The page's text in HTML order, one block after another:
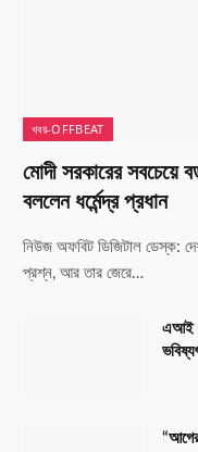
খবর-OFFBEAT
মোদী সরকারের সবচেয়ে
বললেন ধর্মেন্দ্র প্রধান
নিউজ অফবিট ডিজিটাল ডেস্ক:
প্রশ্ন, আর তার জেরে…
এআই